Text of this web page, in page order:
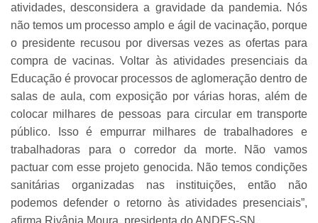
atividades, desconsidera a gravidade da pandemia. Nós
não temos um processo amplo e ágil de vacinação, porque
o presidente recusou por diversas vezes as ofertas para
compra de vacinas. Voltar às atividades presenciais da
Educação é provocar processos de aglomeração dentro de
salas de aula, com exposição por várias horas, além de
colocar milhares de pessoas para circular em transporte
público. Isso é empurrar milhares de trabalhadores e
trabalhadoras para o corredor da morte. Não vamos
pactuar com esse projeto genocida. Não temos condições
sanitárias organizadas nas instituições, então não
podemos defender o retorno às atividades presenciais”,
afirma Rivânia Moura, presidenta do ANDES-SN.